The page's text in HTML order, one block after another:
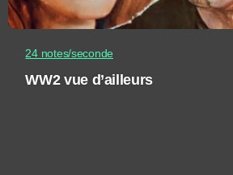
24 notes/seconde
WW2 vue d’ailleurs